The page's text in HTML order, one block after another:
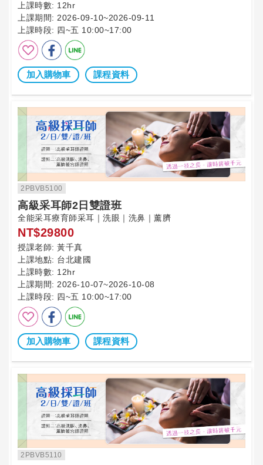
上課時數: 12hr
上課期間: 2026-09-10~2026-09-11
上課時段: 四~五 10:00~17:00
加入購物車 課程資料
2PBVB5100
高級采耳師2日雙證班
全能采耳療育師采耳｜洗眼｜洗鼻｜薰臍
NT$29800
授課老師: 黃千真
上課地點: 台北建國
上課時數: 12hr
上課期間: 2026-10-07~2026-10-08
上課時段: 四~五 10:00~17:00
加入購物車 課程資料
2PBVB5110